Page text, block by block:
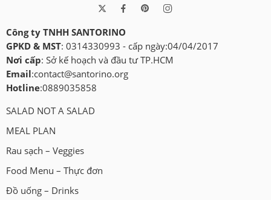
Công ty TNHH SANTORINO
GPKD & MST: 0314330993 - cấp ngày:04/04/2017
Nơi cấp: Sở kế hoạch và đầu tư TP.HCM
Email:contact@santorino.org
Hotline:0889035858
SALAD NOT A SALAD
MEAL PLAN
Rau sạch – Veggies
Food Menu – Thực đơn
Đồ uống – Drinks